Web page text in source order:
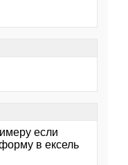
если
в ексель